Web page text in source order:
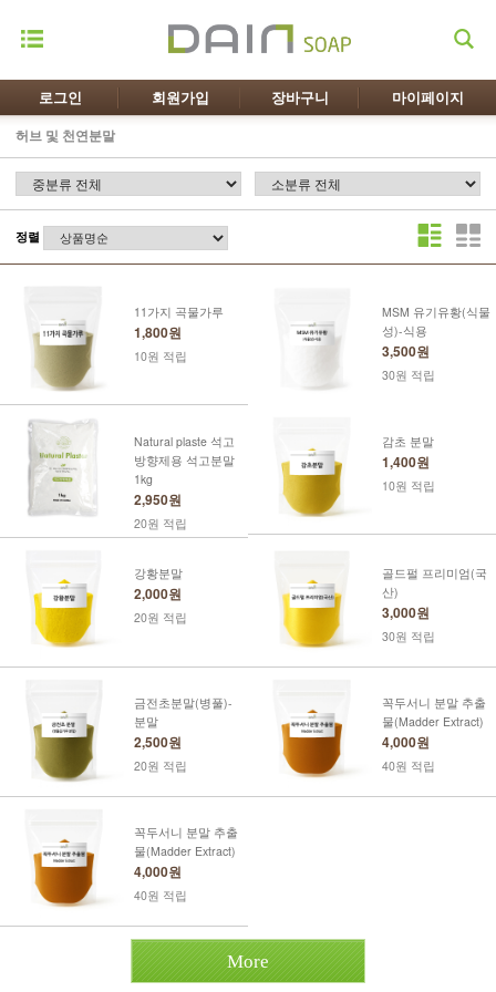
로그인 회원가입 장바구니 마이페이지
허브 및 천연분말
정렬
11가지 곡물가루
1,800원
10원 적립
MSM 유기유황(식물
성)-식용
3,500원
30원 적립
Natural plaste 석고
방향제용 석고분말
1kg
2,950원
20원 적립
감초 분말
1,400원
10원 적립
강황분말
2,000원
20원 적립
골드펄 프리미엄(국
산)
3,000원
30원 적립
금전초분말(병풀)-
분말
2,500원
20원 적립
꼭두서니 분말 추출
물(Madder Extract)
4,000원
40원 적립
꼭두서니 분말 추출
물(Madder Extract)
4,000원
40원 적립
More